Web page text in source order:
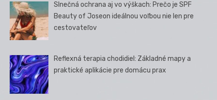
Slnečná ochrana aj vo výškach: Prečo je SPF
Beauty of Joseon ideálnou voľbou nie len pre
cestovateľov
Reflexná terapia chodidiel: Základné mapy a
praktické aplikácie pre domácu prax